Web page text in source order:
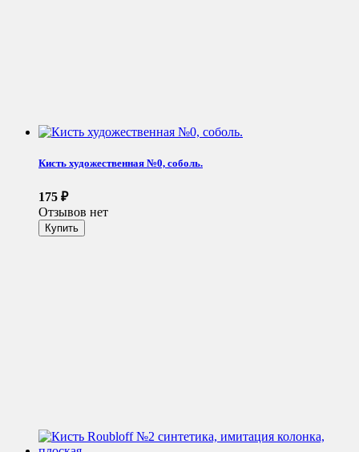
Кисть художественная №0, соболь.
175 ₽
Отзывов нет